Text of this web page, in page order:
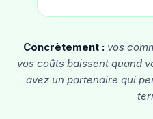
Concrètement : vos
vos coûts baissent quand
avez un partenaire qui